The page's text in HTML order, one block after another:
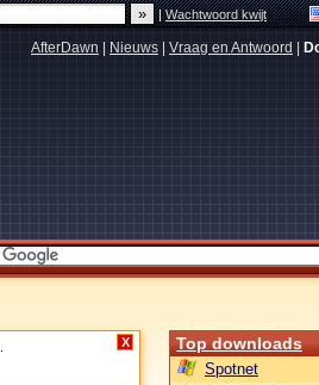
|Wachtwoord kwijt
AfterDawn Nieuws Vraag en Antwoord
X Top downloads
Spotnet